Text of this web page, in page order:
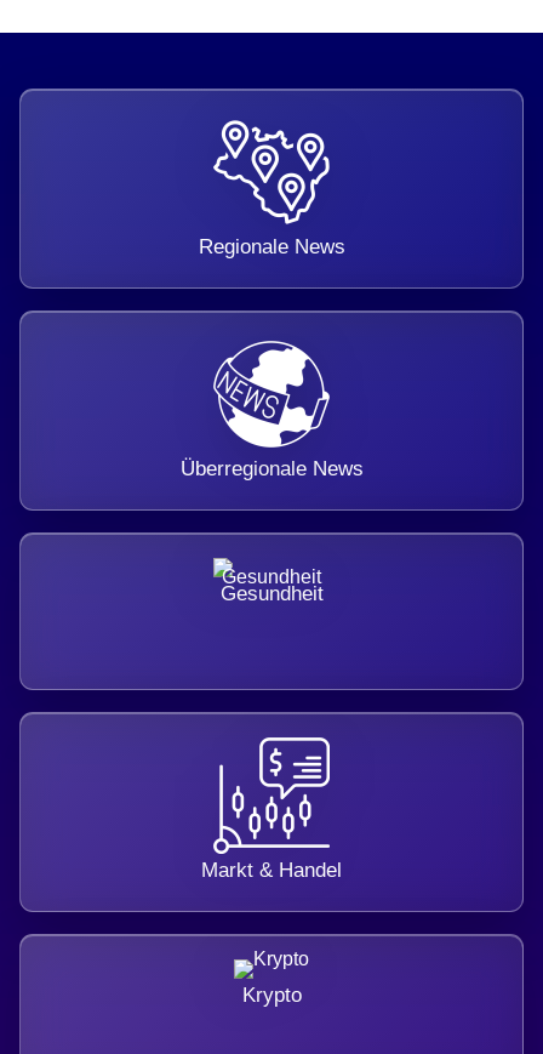
Regionale News
Überregionale News
Gesundheit
Markt & Handel
Krypto